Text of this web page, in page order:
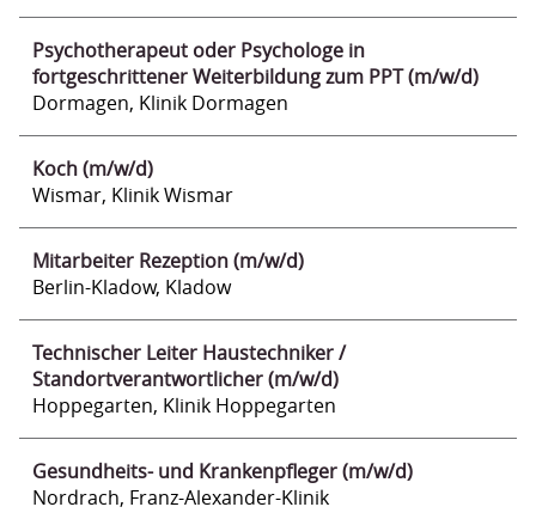
Psychotherapeut oder Psychologe in
fortgeschrittener Weiterbildung zum PPT (m/w/d)
Dormagen, Klinik Dormagen
Koch (m/w/d)
Wismar, Klinik Wismar
Mitarbeiter Rezeption (m/w/d)
Berlin-Kladow, Kladow
Technischer Leiter Haustechniker /
Standortverantwortlicher (m/w/d)
Hoppegarten, Klinik Hoppegarten
Gesundheits- und Krankenpfleger (m/w/d)
Nordrach, Franz-Alexander-Klinik